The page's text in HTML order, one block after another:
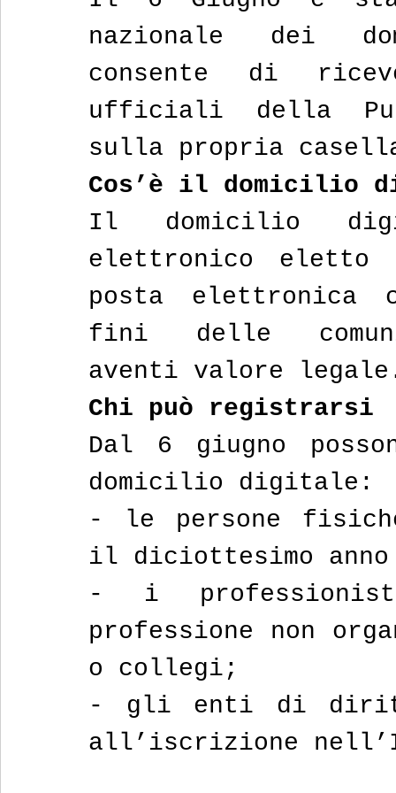
nazionale dei
consente di
ufficiali della
sulla propria
Cos’è il domicilio
Il domicilio
elettronico eletto
posta
fini delle
aventi valore
Chi può registrarsi
Dal 6 giugno
domicilio digitale:
- le persone
il diciottesimo
- i
professione non
o collegi;
- gli enti di
all’iscrizione